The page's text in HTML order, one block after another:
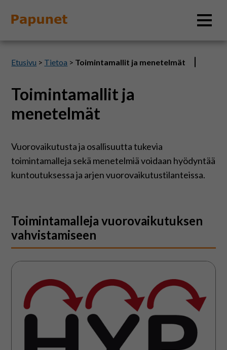
Kuvatyökalut
På svenska
In English
Etusivu > Tietoa > Toimintamallit ja menetelmät
Toimintamallit ja
menetelmät
Vuorovaikutusta ja osallisuutta tukevia
toimintamalleja sekä menetelmiä voidaan hyödyntää
kuntoutuksessa ja arjen vuorovaikutustilanteissa.
Toimintamalleja vuorovaikutuksen
vahvistamiseen
yhdessäolon
toimintamalli
HYP